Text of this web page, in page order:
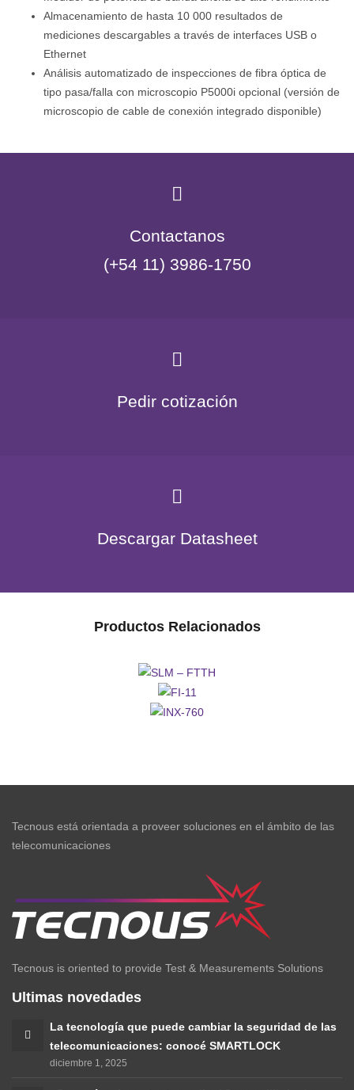
Almacenamiento de hasta 10 000 resultados de
mediciones descargables a través de interfaces USB o
Ethernet
Análisis automatizado de inspecciones de fibra óptica de
tipo pasa/falla con microscopio P5000i opcional (versión de
microscopio de cable de conexión integrado disponible)
Contactanos
(+54 11) 3986-1750
Pedir cotización
Descargar Datasheet
Productos Relacionados
SLM –
FTTH
FI-
Tecnous está orientada a proveer soluciones en el ámbito de las
telecomunicaciones
Tecnous is oriented to provide Test & Measurements Solutions
Ultimas novedades
La tecnología que puede cambiar la seguridad de las
telecomunicaciones: conocé SMARTLOCK
diciembre 1, 2025